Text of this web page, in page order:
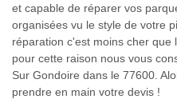
et capable de réparer vos
organisées vu le style de votre
réparation c'est moins cher que
pour cette raison nous vous
Sur Gondoire dans le 77600.
prendre en main votre devis !